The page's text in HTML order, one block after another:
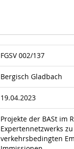
FGSV 002/137
Bergisch Gladbach
19.04.2023
Projekte der BASt im
Expertennetzwerks zu
verkehrsbedingten